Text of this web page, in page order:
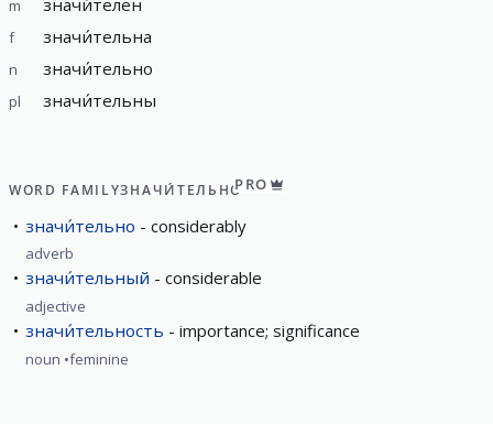
m значи́телен
f значи́тельна
n значи́тельно
pl значи́тельны
WORD FAMILYЗНАЧИ́ТЕЛЬНОPRO
значи́тельно considerably
adverb
значи́тельный considerable
adjective
значи́тельность importance; significance
noun feminine